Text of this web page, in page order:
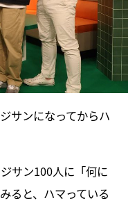
サンになってからハ
サン100人に「何に
ると、ハマっている